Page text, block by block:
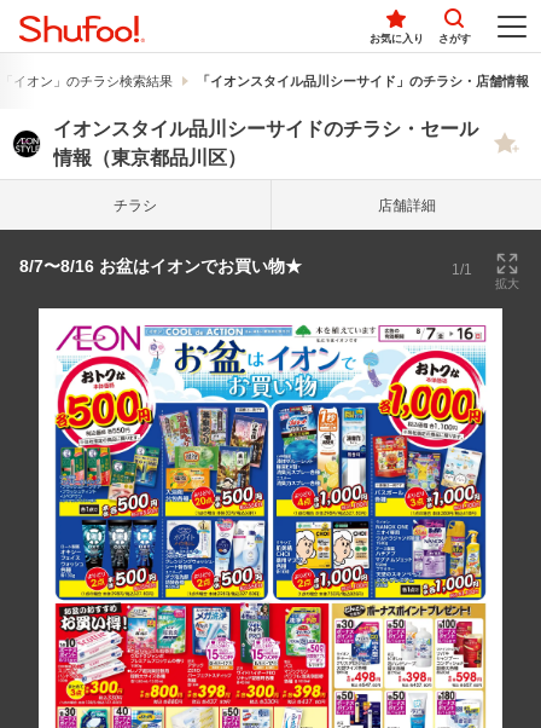
お気に入り さがす
「イオン」のチラシ検索結果 「イオンスタイル品川シーサイド」のチラシ・店舗情報
イオンスタイル品川シーサイドのチラシ・セール
情報（東京都品川区）
チラシ 店舗詳細
8/7〜8/16 お盆はイオンでお買い物★ 1/1
拡大